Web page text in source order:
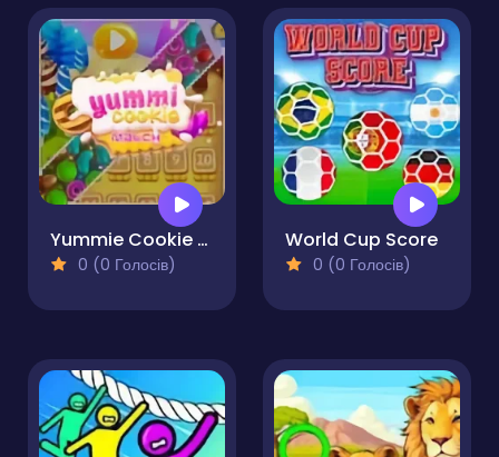
Yummie Cookie Match
0 (0 Голосів)
World Cup Score
0 (0 Голосів)